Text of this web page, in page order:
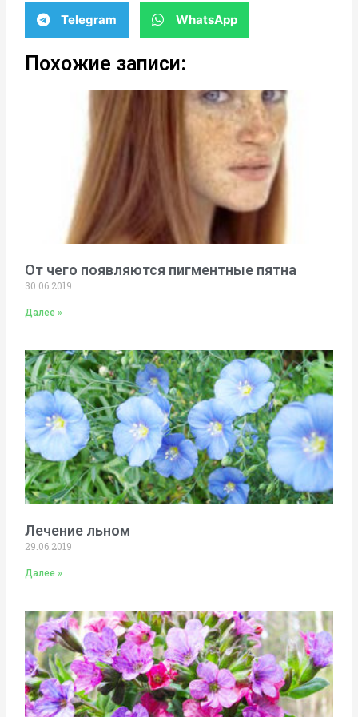
Telegram WhatsApp
Похожие записи:
От чего появляются пигментные пятна
30.06.2019
Далее »
Лечение льном
29.06.2019
Далее »